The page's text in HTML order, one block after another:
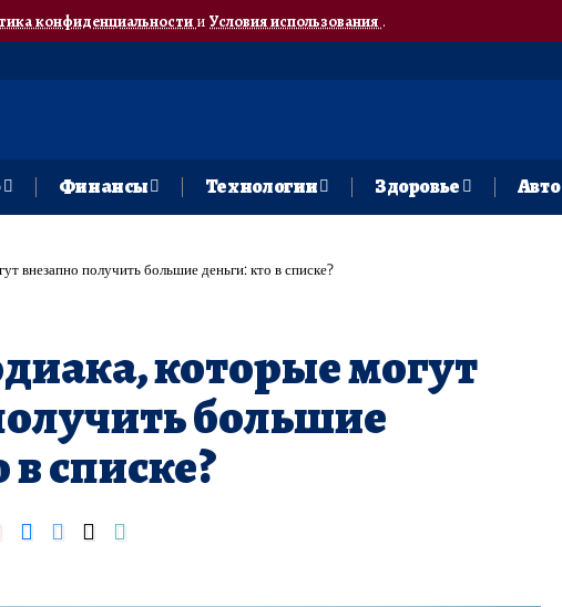
конфиденциальностии Условия использования.
Финансы Технологии Здоровье Авто
внезапно получить большие деньги: кто в списке?
которые могут
большие
списке?